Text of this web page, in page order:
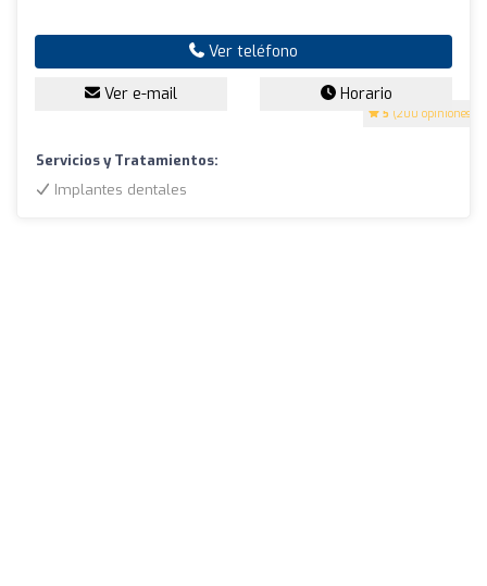
5 (200 opiniones)
Ver teléfono
Ver e-mail Horario
Servicios y Tratamientos:
Implantes dentales